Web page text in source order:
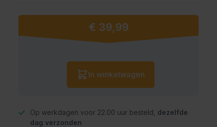
Vanaf:
€ 39,99
Aantal
In winkelwagen
Op werkdagen voor 22.00 uur besteld, dezelfde
dag verzonden